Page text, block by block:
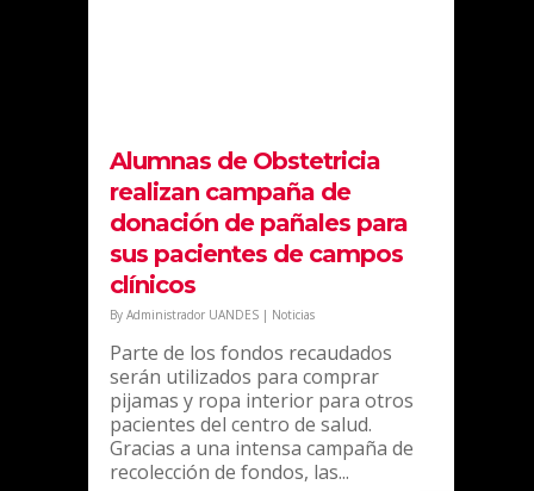
Alumnas de Obstetricia
realizan campaña de
donación de pañales para
sus pacientes de campos
clínicos
By Administrador UANDES | Noticias
Parte de los fondos recaudados
serán utilizados para comprar
pijamas y ropa interior para otros
pacientes del centro de salud.
Gracias a una intensa campaña de
recolección de fondos, las...
Av. Monseñor Álvaro del Portillo 12.455.
Las Condes, Santiago, Chile.
INFORMACIÓN DE CONTACTO
+56961408828
admisionpregrado@uandes.cl